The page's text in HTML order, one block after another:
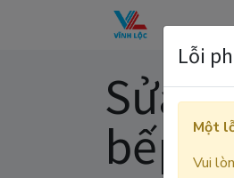
Trang
Sửa
bếp
Lỗi
Một
Vui